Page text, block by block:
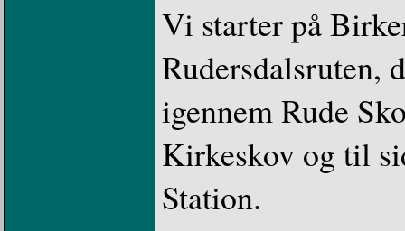
Vi starter på
Rudersdalsruten,
igennem Rude
Kirkeskov og til
Station.